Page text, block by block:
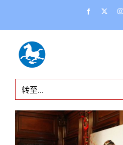
内
Facebook
转至...